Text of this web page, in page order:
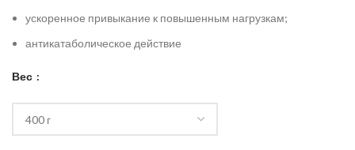
ускоренное привыкание к повышенным нагрузкам;
антикатаболическое действие
Вес